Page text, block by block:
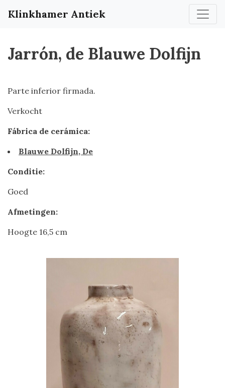
Klinkhamer Antiek
Jarrón, de Blauwe Dolfijn
Parte inferior firmada.
Verkocht
Fábrica de cerámica:
Blauwe Dolfijn, De
Conditie:
Goed
Afmetingen:
Hoogte 16,5 cm